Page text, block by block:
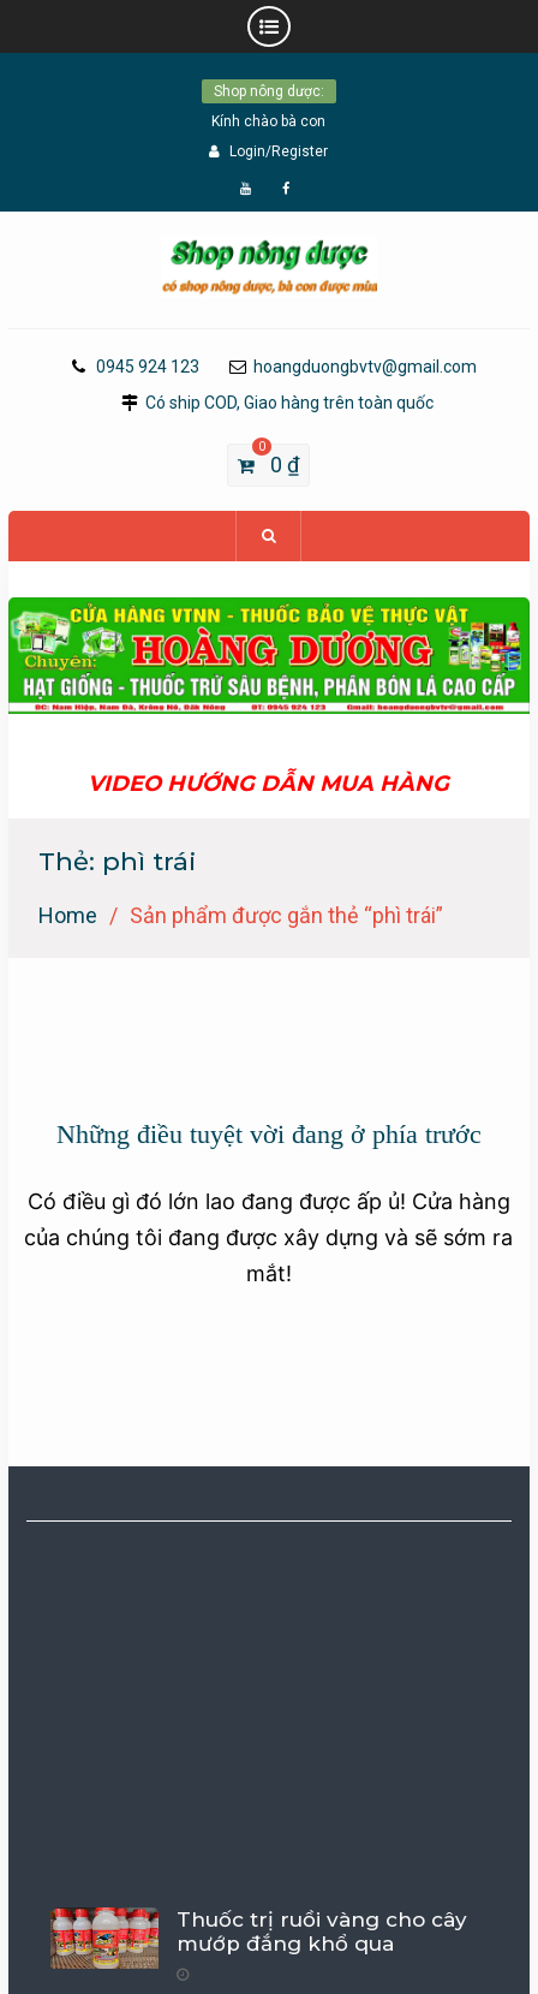
Shop nông dược:
Kính chào bà con
Login/Register
Đăng
YouTube
Page
0945 924 123
hoangduongbvtv@gmail.com
Có ship COD, Giao hàng trên toàn quốc
0
0₫
VIDEO HƯỚNG DẪN MUA HÀNG
Thẻ: phì trái
Home Sản phẩm được gắn thẻ “phì trái”
Những điều tuyệt vời đang ở phía trước
Có điều gì đó lớn lao đang được ấp ủ! Cửa hàng
của chúng tôi đang được xây dựng và sẽ sớm ra
mắt!
Thuốc trị ruồi vàng cho cây
mướp đắng khổ qua